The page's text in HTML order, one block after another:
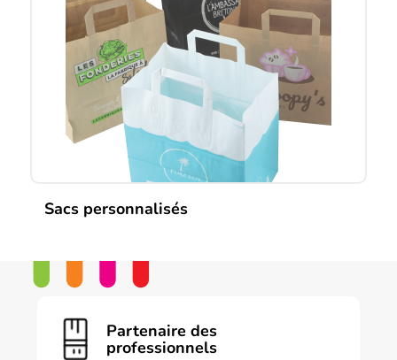
Sacs personnalisés
Partenaire des
professionnels